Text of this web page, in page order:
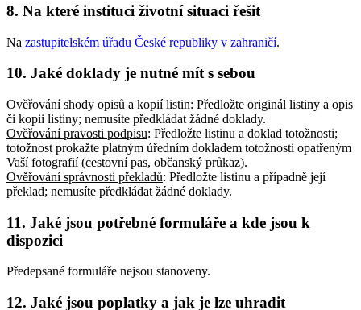
8. Na které instituci životní situaci řešit
Na zastupitelském úřadu České republiky v zahraničí.
10. Jaké doklady je nutné mít s sebou
Ověřování shody opisů a kopií listin: Předložte originál listiny a opis
či kopii listiny; nemusíte předkládat žádné doklady.
Ověřování pravosti podpisu: Předložte listinu a doklad totožnosti;
totožnost prokažte platným úředním dokladem totožnosti opatřeným
Vaší fotografií (cestovní pas, občanský průkaz).
Ověřování správnosti překladů: Předložte listinu a případně její
překlad; nemusíte předkládat žádné doklady.
11. Jaké jsou potřebné formuláře a kde jsou k
dispozici
Předepsané formuláře nejsou stanoveny.
12. Jaké jsou poplatky a jak je lze uhradit